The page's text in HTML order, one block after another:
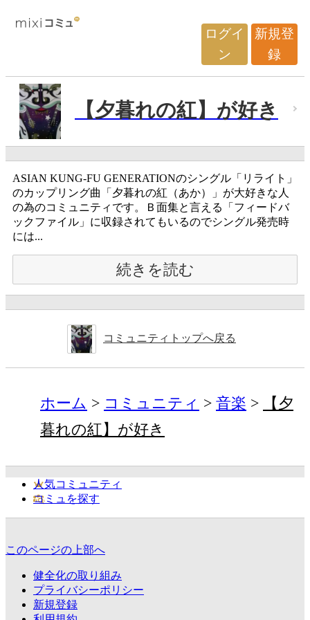
ログイ
ン
新規登
録
【夕暮れの紅】が好き
ASIAN KUNG-FU GENERATIONのシングル「リライト」
のカップリング曲「夕暮れの紅（あか）」が大好きな人
の為のコミュニティです。Ｂ面集と言える「フィードバ
ックファイル」に収録されてもいるのでシングル発売時
には...
続きを読む
コミュニティトップへ戻る
ホーム コミュニティ 音楽
【夕
暮れの紅】が好き
人気コミュニティ
コミュを探す
このページの上部へ
健全化の取り組み
プライバシーポリシー
新規登録